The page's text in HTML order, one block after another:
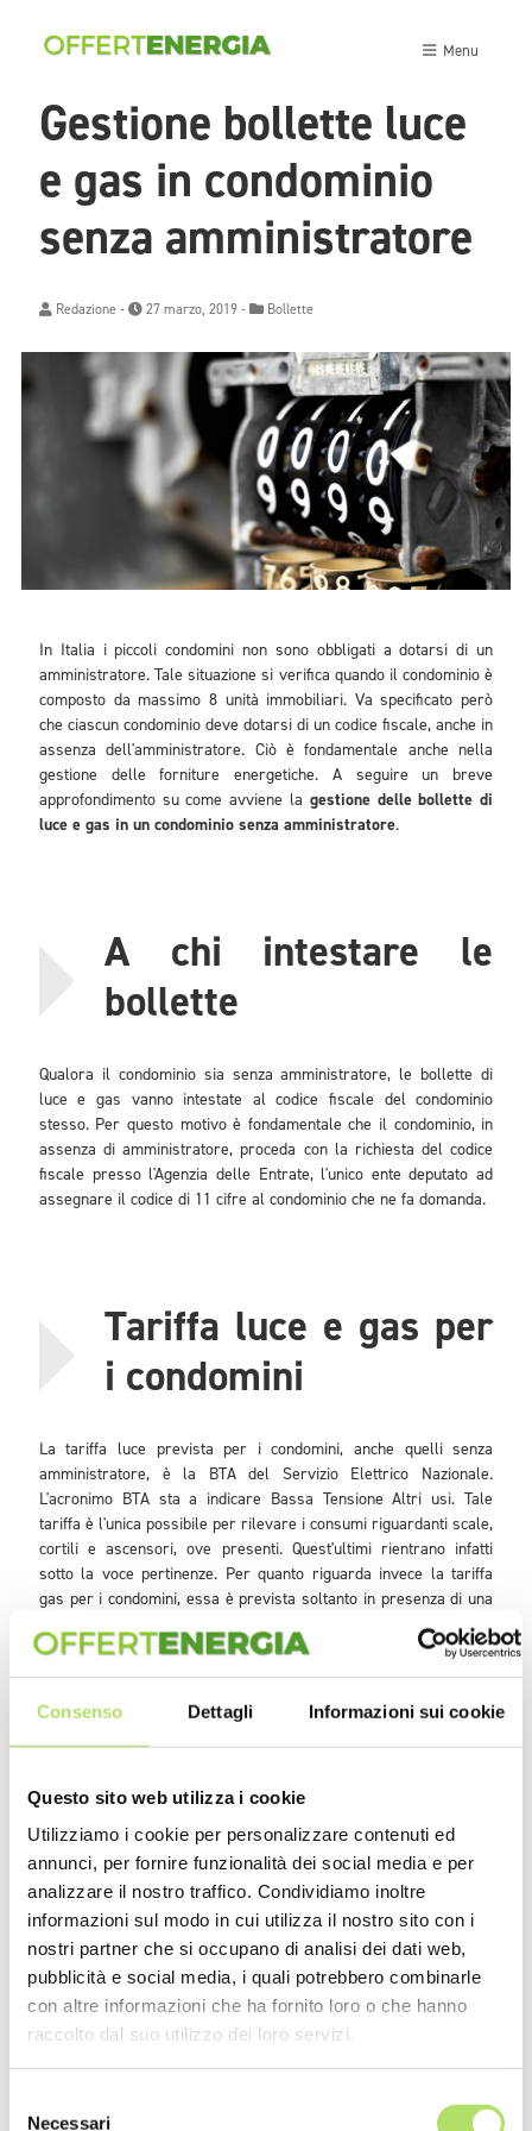
Consenso Dettagli Informazioni sui cookie
Questo sito web utilizza i cookie
Utilizziamo i cookie per personalizzare contenuti ed
annunci, per fornire funzionalità dei social media e per
analizzare il nostro traffico. Condividiamo inoltre
informazioni sul modo in cui utilizza il nostro sito con i
nostri partner che si occupano di analisi dei dati web,
pubblicità e social media, i quali potrebbero combinarle
con altre informazioni che ha fornito loro o che hanno
raccolto dal suo utilizzo dei loro servizi.
Necessari
Menu
Gestione bollette luce
e gas in condominio
senza amministratore
Redazione- 27 marzo, 2019 - Bollette
In Italia i piccoli condomini non sono obbligati a dotarsi di un
amministratore. Tale situazione si verifica quando il condominio è
composto da massimo 8 unità immobiliari. Va specificato però
che ciascun condominio deve dotarsi di un codice fiscale, anche in
assenza dell'amministratore. Ciò è fondamentale anche nella
gestione delle forniture energetiche. A seguire un breve
approfondimento su come avviene la gestione delle bollette di
luce e gas in un condominio senza amministratore.
A chi intestare le
bollette
Qualora il condominio sia senza amministratore, le bollette di
luce e gas vanno intestate al codice fiscale del condominio
stesso. Per questo motivo è fondamentale che il condominio, in
assenza di amministratore, proceda con la richiesta del codice
fiscale presso l'Agenzia delle Entrate, l'unico ente deputato ad
assegnare il codice di 11 cifre al condominio che ne fa domanda.
Tariffa luce e gas per
i condomini
La tariffa luce prevista per i condomini, anche quelli senza
amministratore, è la BTA del Servizio Elettrico Nazionale.
L'acronimo BTA sta a indicare Bassa Tensione Altri usi. Tale
tariffa è l'unica possibile per rilevare i consumi riguardanti scale,
cortili e ascensori, ove presenti. Quest'ultimi rientrano infatti
sotto la voce pertinenze. Per quanto riguarda invece la tariffa
gas per i condomini, essa è prevista soltanto in presenza di una
caldaia centralizzata che trasferisce il riscaldamento a tutte le
unità immobiliari che compongono il condominio. Nel caso
specifico, si consiglia di valutare le offerte gas per condomini
inserite nel catalogo delle offerte dei grandi fornitori attivi nel
mercato libero in Italia.
Redazione
NEWS RECENTI